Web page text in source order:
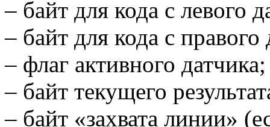
– байт для кода с левого
– байт для кода с правого
– флаг активного датчика;
– байт текущего
– байт «захвата линии»